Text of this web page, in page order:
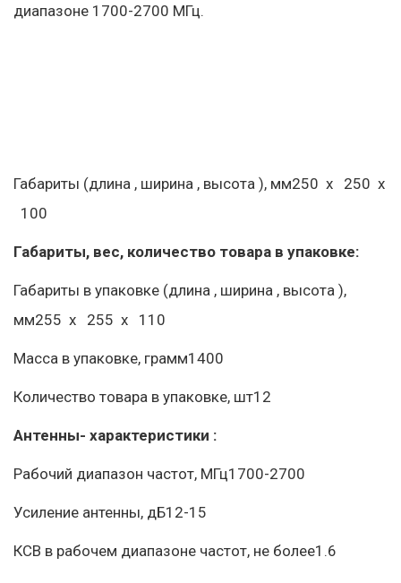
диапазоне 1700-2700 МГц.
Габариты (длина , ширина , высота ), мм250  x   250  x
100
Габариты, вес, количество товара в упаковке:
Габариты в упаковке (длина , ширина , высота ),
мм255  x   255  x   110
Масса в упаковке, грамм1400
Количество товара в упаковке, шт12
Антенны- характеристики :
Рабочий диапазон частот, МГц1700-2700
Усиление антенны, дБ12-15
КСВ в рабочем диапазоне частот, не более1.6